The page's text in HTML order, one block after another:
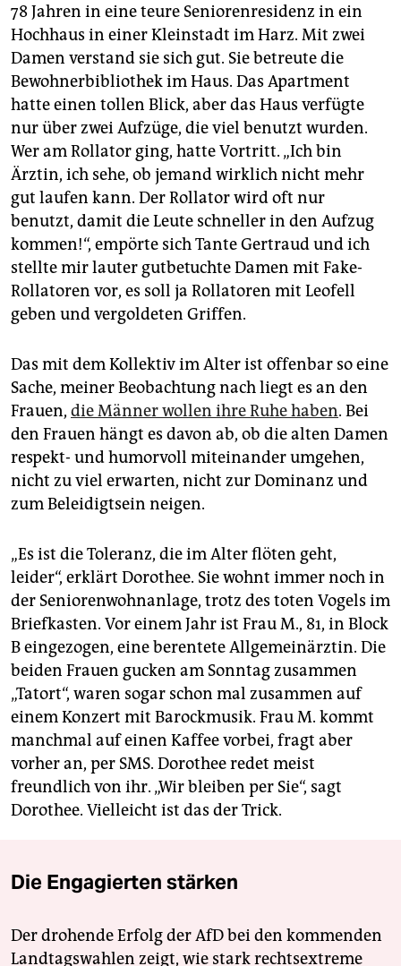
78 Jahren in eine teure Seniorenresidenz in ein
Hochhaus in einer Kleinstadt im Harz. Mit zwei
Damen verstand sie sich gut. Sie betreute die
Bewohnerbibliothek im Haus. Das Apartment
hatte einen tollen Blick, aber das Haus verfügte
nur über zwei Aufzüge, die viel benutzt wurden.
Wer am Rollator ging, hatte Vortritt. „Ich bin
Ärztin, ich sehe, ob jemand wirklich nicht mehr
gut laufen kann. Der Rollator wird oft nur
benutzt, damit die Leute schneller in den Aufzug
kommen!“, empörte sich Tante Gertraud und ich
stellte mir lauter gutbetuchte Damen mit Fake-
Rollatoren vor, es soll ja Rollatoren mit Leofell
geben und vergoldeten Griffen.
Das mit dem Kollektiv im Alter ist offenbar so eine
Sache, meiner Beobachtung nach liegt es an den
Frauen, die Männer wollen ihre Ruhe haben. Bei
den Frauen hängt es davon ab, ob die alten Damen
respekt- und humorvoll miteinander umgehen,
nicht zu viel erwarten, nicht zur Dominanz und
zum Beleidigtsein neigen.
„Es ist die Toleranz, die im Alter flöten geht,
leider“, erklärt Dorothee. Sie wohnt immer noch in
der Seniorenwohnanlage, trotz des toten Vogels im
Briefkasten. Vor einem Jahr ist Frau M., 81, in Block
B eingezogen, eine berentete Allgemeinärztin. Die
beiden Frauen gucken am Sonntag zusammen
„Tatort“, waren sogar schon mal zusammen auf
einem Konzert mit Barockmusik. Frau M. kommt
manchmal auf einen Kaffee vorbei, fragt aber
vorher an, per SMS. Dorothee redet meist
freundlich von ihr. „Wir bleiben per Sie“, sagt
Dorothee. Vielleicht ist das der Trick.
Die Engagierten stärken
Der drohende Erfolg der AfD bei den kommenden
Landtagswahlen zeigt, wie stark rechtsextreme